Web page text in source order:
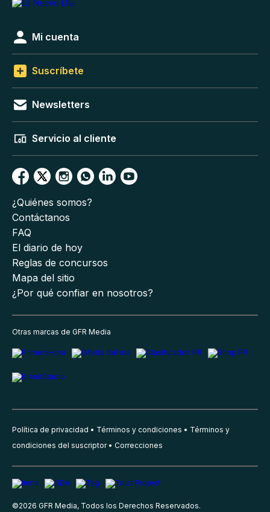
Mi cuenta
Suscríbete
Newsletters
Servicio al cliente
¿Quiénes somos?
Contáctanos
FAQ
El diario de hoy
Reglas de concursos
Mapa del sitio
¿Por qué confiar en nosotros?
Otras marcas de GFR Media
Política de privacidad Términos y condiciones
Términos y
condiciones del suscriptor
Correcciones
©2026 GFR Media, Todos los Derechos Reservados.